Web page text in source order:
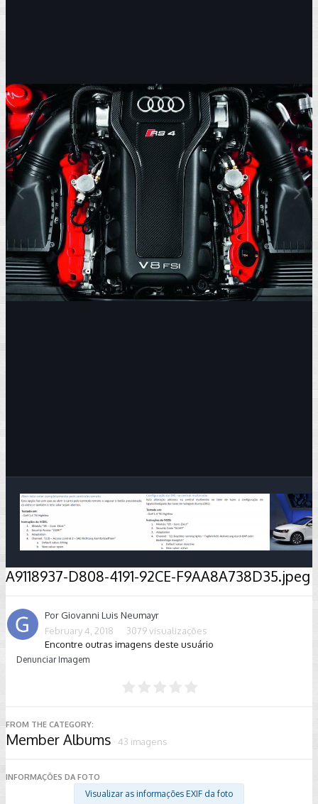
A9118937-D808-4191-92CE-F9AA8A738D35.jpeg
Por Giovanni Luis Neumayr
February 4, 2018
3079 visualizações
Encontre outras imagens deste usuário
Denunciar Imagem
FROM THE CATEGORY:
Member Albums · 43 imagens
INFORMAÇÕES DA FOTO
Visualizar as informações EXIF da foto